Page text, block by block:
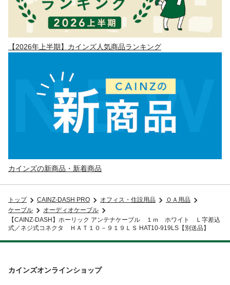
【2026年上半期】カインズ人気商品ランキング
カインズの新商品・新着商品
トップ CAINZ-DASH PRO オフィス・住設用品
ＯＡ用品
ケーブル
オーディオケーブル
【CAINZ-DASH】ホーリック アンテナケーブル １ｍ ホワイト Ｌ字差込
式／ネジ式コネクタ ＨＡＴ１０－９１９ＬＳ HAT10-919LS【別送品】
カインズオンラインショップ